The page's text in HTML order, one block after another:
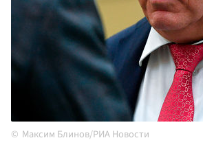
Максим Блинов/РИА Новости